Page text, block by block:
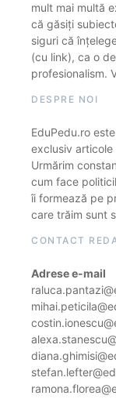
mult mai multă
că găsiți
siguri că
(cu link), ca o
profesionalism.
DESPRE NOI
EduPedu.ro
exclusiv
Urmărim
cum face
îi formează pe
care trăim sunt
CONTACT
Adrese e-mail